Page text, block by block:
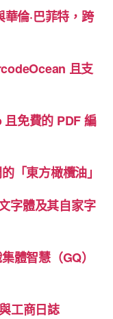
華倫·巴菲特，跨
且支
免費的 PDF 編
「東方橄欖油」
字體及其自家字
體智慧（GQ）
工商日誌